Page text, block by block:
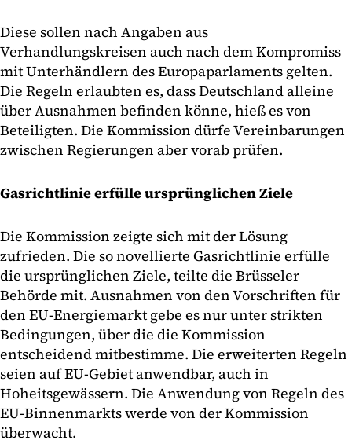
Diese sollen nach Angaben aus
Verhandlungskreisen auch nach dem Kompromiss
mit Unterhändlern des Europaparlaments gelten.
Die Regeln erlaubten es, dass Deutschland alleine
über Ausnahmen befinden könne, hieß es von
Beteiligten. Die Kommission dürfe Vereinbarungen
zwischen Regierungen aber vorab prüfen.
Gasrichtlinie erfülle ursprünglichen Ziele
Die Kommission zeigte sich mit der Lösung
zufrieden. Die so novellierte Gasrichtlinie erfülle
die ursprünglichen Ziele, teilte die Brüsseler
Behörde mit. Ausnahmen von den Vorschriften für
den EU-Energiemarkt gebe es nur unter strikten
Bedingungen, über die die Kommission
entscheidend mitbestimme. Die erweiterten Regeln
seien auf EU-Gebiet anwendbar, auch in
Hoheitsgewässern. Die Anwendung von Regeln des
EU-Binnenmarkts werde von der Kommission
überwacht.